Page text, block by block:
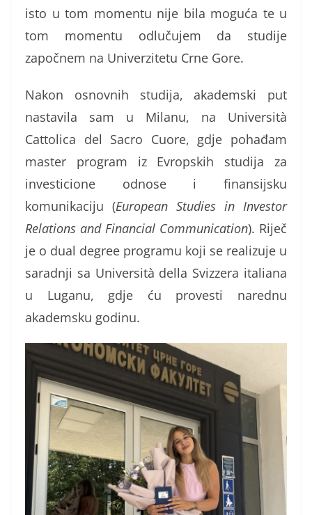
isto u tom momentu nije bila moguća te u
tom momentu odlučujem da studije
započnem na Univerzitetu Crne Gore.
Nakon osnovnih studija, akademski put
nastavila sam u Milanu, na Università
Cattolica del Sacro Cuore, gdje pohađam
master program iz Evropskih studija za
investicione odnose i finansijsku
komunikaciju (European Studies in Investor
Relations and Financial Communication). Riječ
je o dual degree programu koji se realizuje u
saradnji sa Università della Svizzera italiana
u Luganu, gdje ću provesti narednu
akademsku godinu.